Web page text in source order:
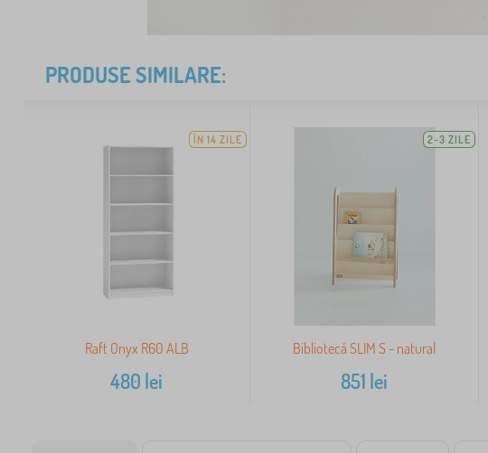
PRODUSE SIMILARE:
ÎN 14 ZILE
Raft Onyx R60 ALB
480 lei
2-3 ZILE
Bibliotecă SLIM S - natural
851 lei